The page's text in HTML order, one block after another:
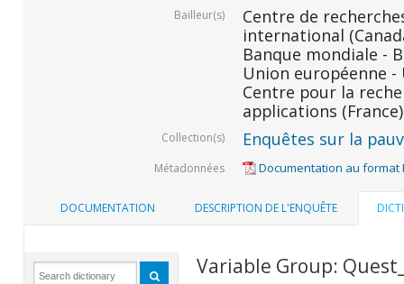
Bailleur(s)
Centre de
international
Banque mondiale -
Union européenne -
Centre pour la
applications
Collection(s) Enquêtes sur la
Métadonnées Documentation au format
DOCUMENTATION DESCRIPTION DE L'ENQUÊTE
Variable Group: